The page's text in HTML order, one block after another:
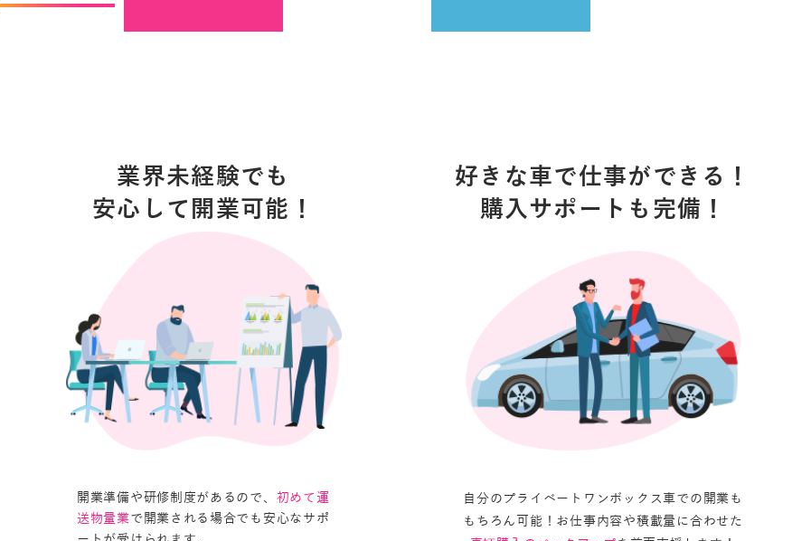
業界未経験でも
安心して開業可能！
開業準備や研修制度があるので、 初めて運
送物量業で開業される場合でも安心なサポ
好きな車で仕事ができる！
購入サポートも完備！
自分のプライベートワンボックス車での開業も
もちろん可能！お仕事内容や積載量に合わせた